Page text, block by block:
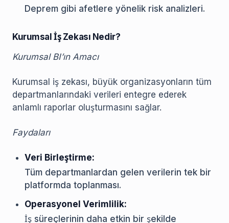
Deprem gibi afetlere yönelik risk analizleri.
Kurumsal İş Zekası Nedir?
Kurumsal BI’ın Amacı
Kurumsal iş zekası, büyük organizasyonların tüm
departmanlarındaki verileri entegre ederek
anlamlı raporlar oluşturmasını sağlar.
Faydaları
Veri Birleştirme:
Tüm departmanlardan gelen verilerin tek bir
platformda toplanması.
Operasyonel Verimlilik:
İş süreçlerinin daha etkin bir şekilde